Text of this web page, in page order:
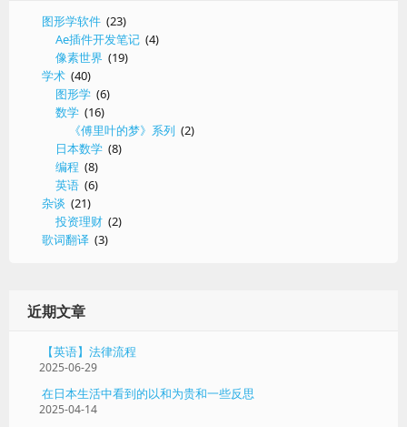
求
导
图形学软件 (23)
Ae插件开发笔记 (4)
像素世界 (19)
学术 (40)
图形学 (6)
数学 (16)
《傅里叶的梦》系列 (2)
日本数学 (8)
编程 (8)
英语 (6)
杂谈 (21)
投资理财 (2)
歌词翻译 (3)
近期文章
【英语】法律流程
2025-06-29
在日本生活中看到的以和为贵和一些反思
2025-04-14